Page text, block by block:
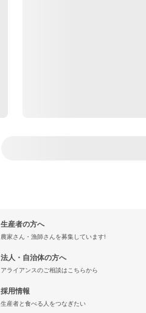
生産者の方へ
農家さん・漁師さんを募集しています!
法人・自治体の方へ
アライアンスのご相談はこちらから
採用情報
生産者と食べる人をつなぎたい